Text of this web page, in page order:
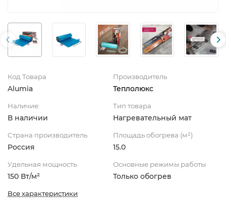
Код Товара
Alumia
Производитель
Теплолюкс
Наличие:
В наличии
Тип товара
Нагревательный мат
Страна производитель
Россия
Площадь обогрева (м²)
15.0
Удельная мощность
150 Вт/м²
Основные режимы работы
Только обогрев
Все характеристики